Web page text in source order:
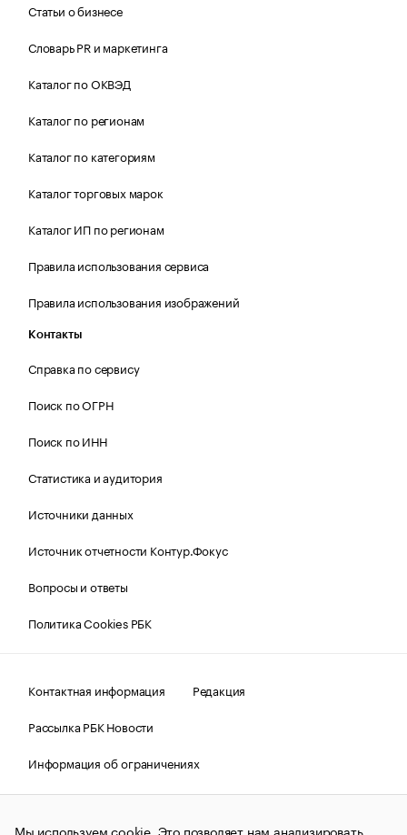
Статьи о бизнесе
Словарь PR и маркетинга
Каталог по ОКВЭД
Каталог по регионам
Каталог по категориям
Каталог торговых марок
Каталог ИП по регионам
Правила использования сервиса
Правила использования изображений
Контакты
Справка по сервису
Поиск по ОГРН
Поиск по ИНН
Статистика и аудитория
Источники данных
Источник отчетности Контур.Фокус
Вопросы и ответы
Политика Cookies РБК
Контактная информация
Редакция
Рассылка РБК Новости
Информация об ограничениях
Правовая информация
О соблюдении авторских прав
Мы используем cookie. Это позволяет нам анализировать